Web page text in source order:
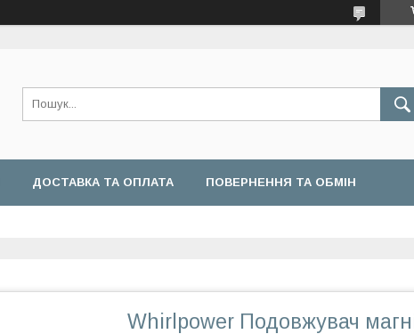
ДОСТАВКА ТА ОПЛАТА ПОВЕРНЕННЯ ТА ОБМІН
Whirlpower Подовжувач